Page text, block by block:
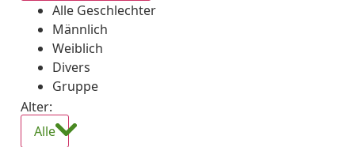
Alle Geschlechter
Männlich
Weiblich
Divers
Gruppe
Alter:
Alle